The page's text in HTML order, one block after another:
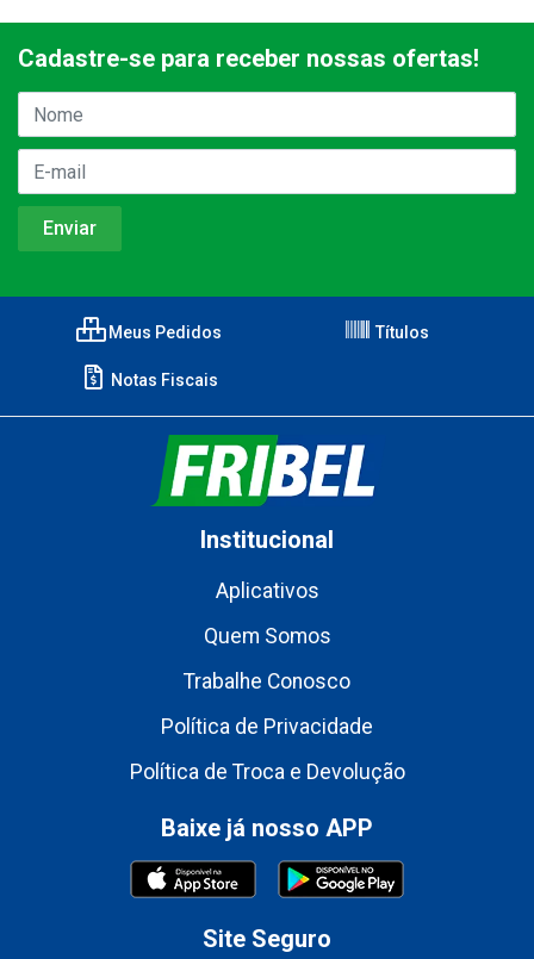
Cadastre-se para receber nossas ofertas!
Meus Pedidos Títulos
Notas Fiscais
Institucional
Aplicativos
Quem Somos
Trabalhe Conosco
Política de Privacidade
Política de Troca e Devolução
Baixe já nosso APP
Site Seguro